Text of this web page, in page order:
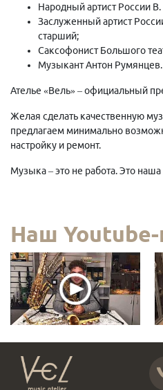
Народный артист России
Заслуженный артист
старший;
Саксофонист Большого
Музыкант Антон Румянцев.
Ателье «Вель» – официальный
Желая сделать качественную
предлагаем минимально
настройку и ремонт.
Музыка – это не работа. Это
Наш Youtube-